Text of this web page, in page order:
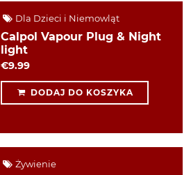
Dla Dzieci i Niemowląt
Calpol Vapour Plug & Night
light
€9.99
DODAJ DO KOSZYKA
Żywienie